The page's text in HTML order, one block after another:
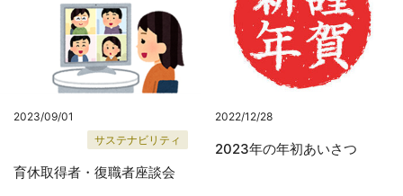
2023/09/01
サステナビリティ
育休取得者・復職者座談会
2022/12/28
2023年の年初あいさつ